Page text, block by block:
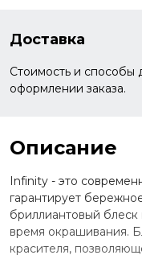
Доставка
Стоимость и способы
оформлении заказа.
Описание
Infinity - это
гарантирует
бриллиантовый блеск
время окрашивания.
красителя,